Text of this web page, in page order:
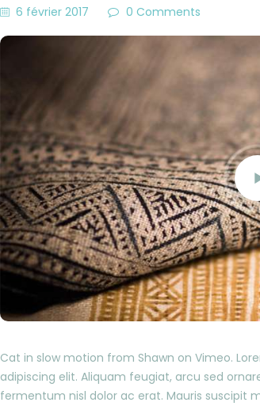
6 février 2017 0 Comments
Cat in slow motion from Shawn on Vimeo.
adipiscing elit. Aliquam feugiat, arcu sed
fermentum nisl dolor ac erat. Mauris suscipit